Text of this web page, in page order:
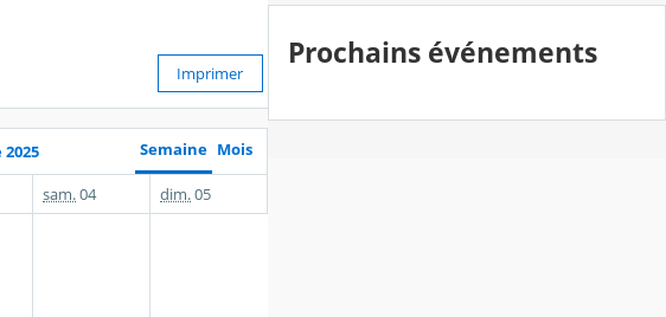
Imprimer
Semaine Mois
sam.04 dim.05
Prochains événements